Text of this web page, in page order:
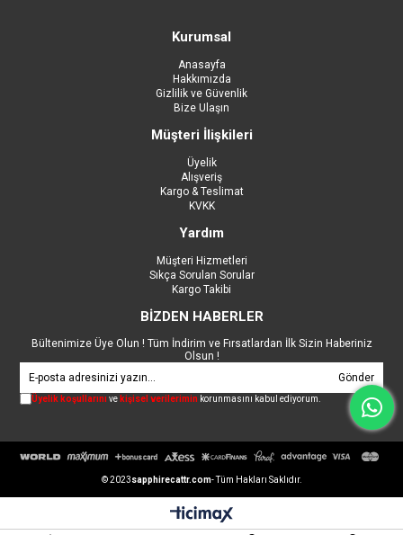
Kurumsal
Anasayfa
Hakkımızda
Gizlilik ve Güvenlik
Bize Ulaşın
Müşteri İlişkileri
Üyelik
Alışveriş
Kargo & Teslimat
KVKK
Yardım
Müşteri Hizmetleri
Sıkça Sorulan Sorular
Kargo Takibi
BİZDEN HABERLER
Bültenimize Üye Olun ! Tüm İndirim ve Fırsatlardan İlk Sizin Haberiniz
Olsun !
Gönder
Üyelik koşullarını ve kişisel verilerimin korunmasını kabul ediyorum.
© 2023sapphirecattr.com- Tüm Hakları Saklıdır.